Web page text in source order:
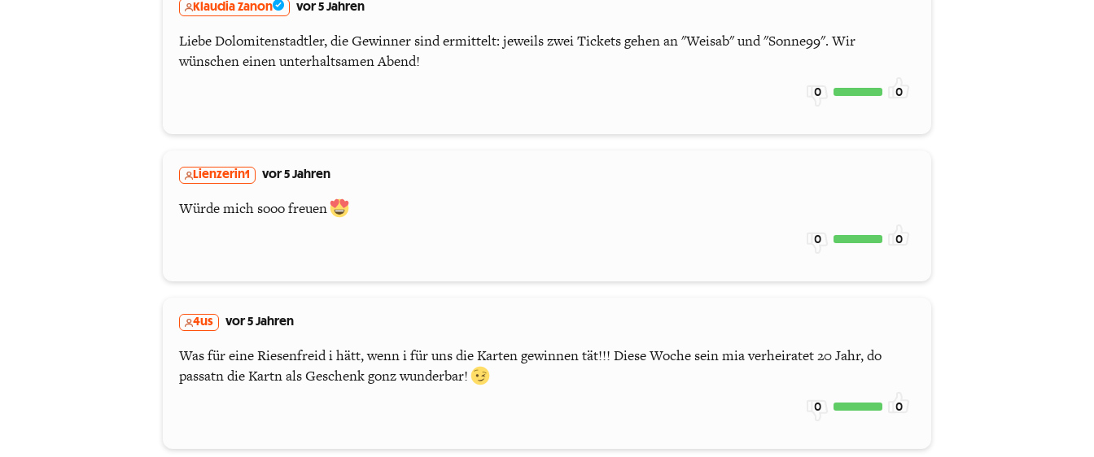
Klaudia Zanon vor 5 Jahren
Liebe Dolomitenstadtler, die Gewinner sind ermittelt: jeweils zwei Tickets gehen an "Weisab" und "Sonne99". Wir
wünschen einen unterhaltsamen Abend!
0 0
Lienzerin1 vor 5 Jahren
Würde mich sooo freuen
0 0
4us vor 5 Jahren
Was für eine Riesenfreid i hätt, wenn i für uns die Karten gewinnen tät!!! Diese Woche sein mia verheiratet 20 Jahr, do
passatn die Kartn als Geschenk gonz wunderbar!
0 0